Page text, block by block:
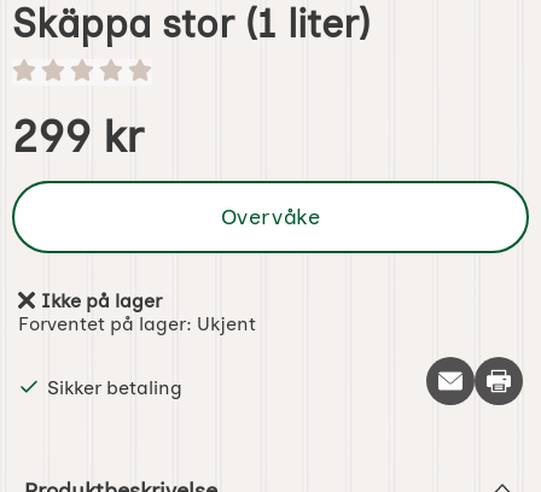
Skäppa stor (1 liter)
Handle dette produktet, Skäppa stor (1 liter)
pris
299 kr
Overvåke
Produkttilgjengelighet:
Ikke på lager
Forventet på lager: Ukjent
Sikker betaling Skriv